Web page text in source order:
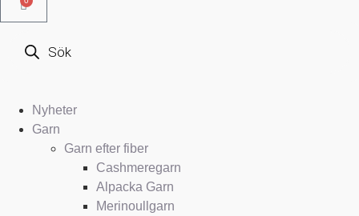
Nyheter
Garn
Garn efter fiber
Cashmeregarn
Alpacka Garn
Merinoullgarn